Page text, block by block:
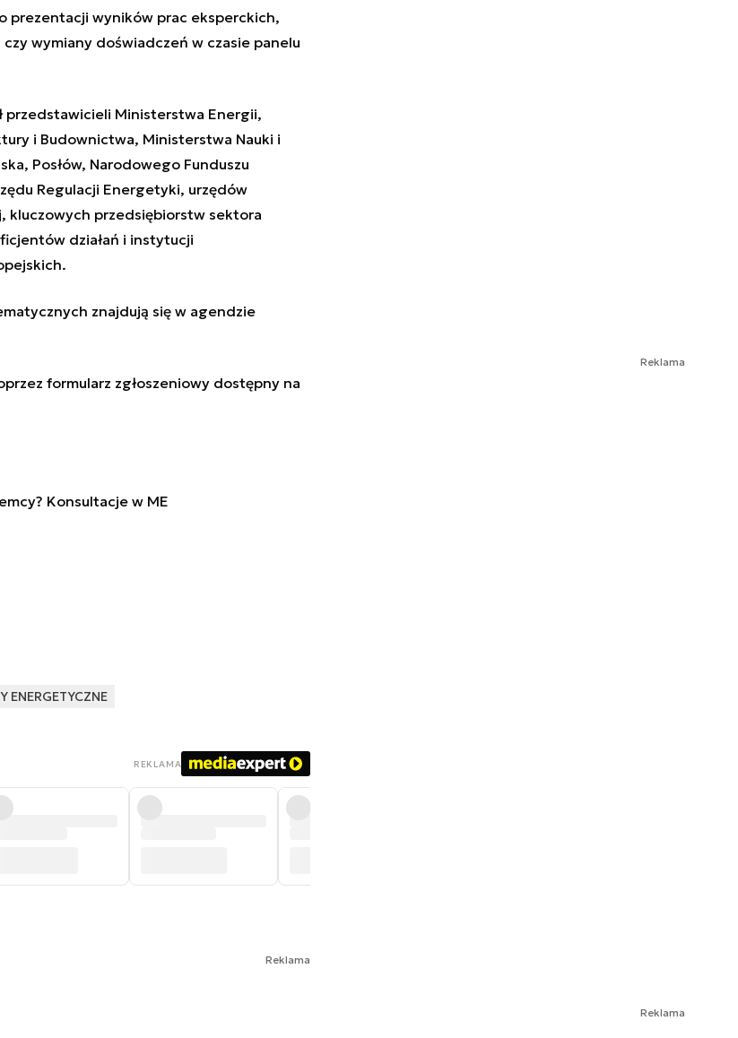
prezentacji wyników prac eksperckich,
wymiany doświadczeń w czasie panelu
przedstawicieli Ministerstwa Energii,
i Budownictwa, Ministerstwa Nauki i
Posłów, Narodowego Funduszu
Regulacji Energetyki, urzędów
kluczowych przedsiębiorstw sektora
działań i instytucji
znajdują się w agendzie
formularz zgłoszeniowy dostępny na
Konsultacje w ME
ENERGETYCZNE
REKLAMA
Reklama
Reklama
Reklama